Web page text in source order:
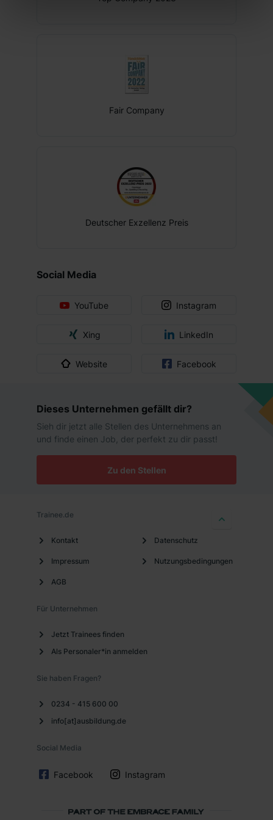
hierbei die Einwilligung zur Übermittlung deiner Daten in
die USA (Art. 49 Abs. 1 S. 1 lit. a) DS-GVO). Die USA
verfügen über kein angemessenes Datenschutzniveau
Einwilligung jederzeit mit Wirkung für die Zukunft ganz
du durch Klick auf „Details zeigen“. Weitere
Datenschutzerklärung
Weiterbildungsmaßnahmen
Fair Company
Deutscher Exzellenz Preis
Social Media
YouTube Instagram
Xing LinkedIn
Website Facebook
Dieses Unternehmen gefällt dir?
Sieh dir jetzt alle Stellen des Unternehmens an
und finde einen Job, der perfekt zu dir passt!
Zu den Stellen
Trainee.de
Kontakt
Impressum
AGB
Datenschutz
Nutzungsbedingungen
Für Unternehmen
Jetzt Trainees finden
Als Personaler*in anmelden
Sie haben Fragen?
0234 - 415 600 00
info[at]ausbildung.de
Social Media
Facebook Instagram